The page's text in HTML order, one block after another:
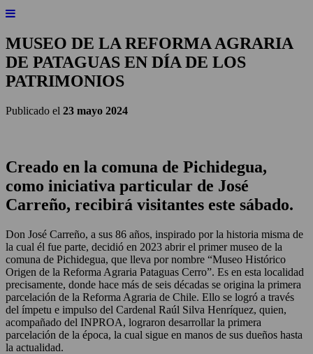
MUSEO DE LA REFORMA AGRARIA
DE PATAGUAS EN DÍA DE LOS
PATRIMONIOS
Publicado el 23 mayo 2024
Creado en la comuna de Pichidegua,
como iniciativa particular de José
Carreño, recibirá visitantes este sábado.
Don José Carreño, a sus 86 años, inspirado por la historia misma de
la cual él fue parte, decidió en 2023 abrir el primer museo de la
comuna de Pichidegua, que lleva por nombre “Museo Histórico
Origen de la Reforma Agraria Pataguas Cerro”. Es en esta localidad
precisamente, donde hace más de seis décadas se origina la primera
parcelación de la Reforma Agraria de Chile. Ello se logró a través
del ímpetu e impulso del Cardenal Raúl Silva Henríquez, quien,
acompañado del INPROA, lograron desarrollar la primera
parcelación de la época, la cual sigue en manos de sus dueños hasta
la actualidad.